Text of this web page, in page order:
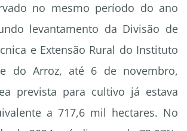
no mesmo período do ano
levantamento da Divisão de
e Extensão Rural do Instituto
do Arroz, até 6 de novembro,
prevista para cultivo já estava
a 717,6 mil hectares. No